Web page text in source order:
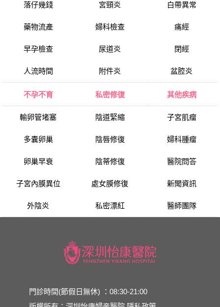
落仔幾錢
藥物流產
早孕檢查
人流時間
宮頸炎
婦科檢查
尿道炎
附件炎
白帶異常
痛經
閉經
盆腔炎
不孕不育
輸卵管堵塞
多囊卵巢
卵巢早衰
子宮內膜異位
外陰炎
私密修復
陰道緊縮
陰唇修復
陰蒂修復
處女膜修復
私密漂紅
其他疾病
子宮肌瘤
婦科腫瘤
醫院問答
新聞資訊
醫師團隊
門診時間(節假日無休) ：08:30-21:00